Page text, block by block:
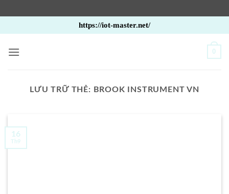
qua
nội
https://iot-master.net/
0
LƯU TRỮ THẺ: BROOK INSTRUMENT VN
16
Th9